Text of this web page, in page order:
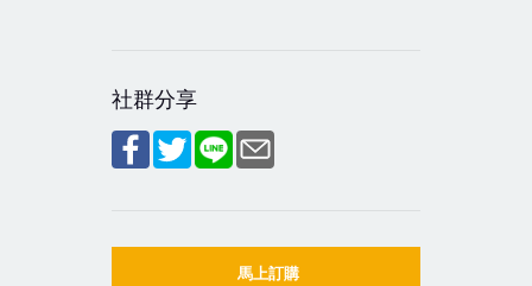
社群分享
馬上訂購